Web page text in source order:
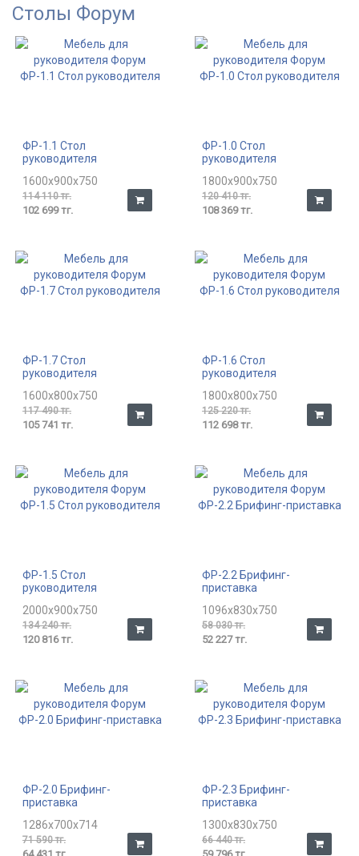
Столы Форум
ФР-1.1 Стол
руководителя
1600x900x750
114 110 тг.
102 699 тг.
ФР-1.0 Стол
руководителя
1800x900x750
120 410 тг.
108 369 тг.
ФР-1.7 Стол
руководителя
1600x800x750
117 490 тг.
105 741 тг.
ФР-1.6 Стол
руководителя
1800x800x750
125 220 тг.
112 698 тг.
ФР-1.5 Стол
руководителя
2000x900x750
134 240 тг.
120 816 тг.
ФР-2.2 Брифинг-
приставка
1096x830x750
58 030 тг.
52 227 тг.
ФР-2.0 Брифинг-
приставка
1286x700x714
71 590 тг.
ФР-2.3 Брифинг-
приставка
1300x830x750
66 440 тг.